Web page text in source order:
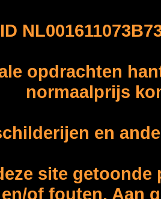
opdrachten
normaalprijs
en
site
of fouten. Aan